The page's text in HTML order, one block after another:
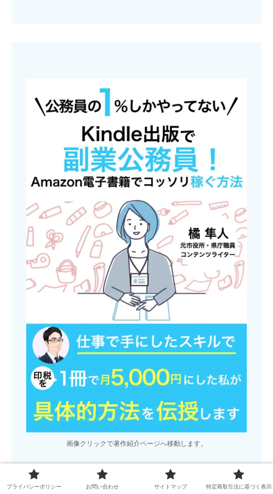
画像クリックで著作紹介ページへ移動します。
第4冊目『Kindle出版で副業公務
プライバシーポリシー お問い合わせ サイトマップ 特定商取引法に基づく表示